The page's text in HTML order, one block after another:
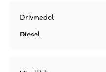
Drivmedel
Diesel